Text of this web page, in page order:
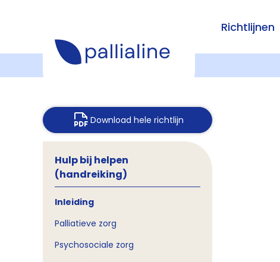
Richtlijnen
Download hele richtlijn
Hulp bij helpen
(handreiking)
Inleiding
Palliatieve zorg
Psychosociale zorg